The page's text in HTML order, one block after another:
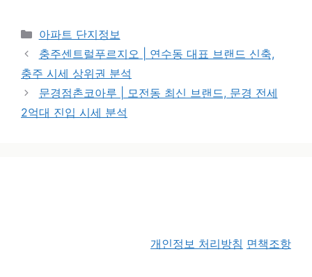
카테고리
아파트 단지정보
충주센트럴푸르지오 | 연수동 대표 브랜드 신축,
충주 시세 상위권 분석
문경점촌코아루 | 모전동 최신 브랜드, 문경 전세
2억대 진입 시세 분석
개인정보 처리방침 면책조항